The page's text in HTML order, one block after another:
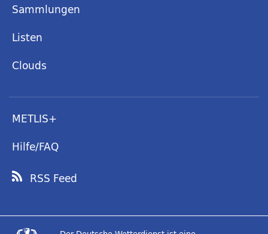
Sammlungen
Listen
Clouds
METLIS+
Hilfe/FAQ
RSS Feed